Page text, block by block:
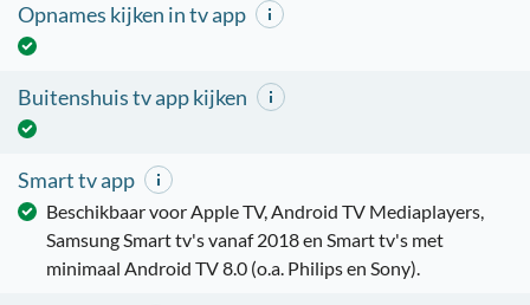
Opnames kijken in tv app
Buitenshuis tv app kijken
Smart tv app
Beschikbaar voor Apple TV, Android TV Mediaplayers,
Samsung Smart tv's vanaf 2018 en Smart tv's met
minimaal Android TV 8.0 (o.a. Philips en Sony).